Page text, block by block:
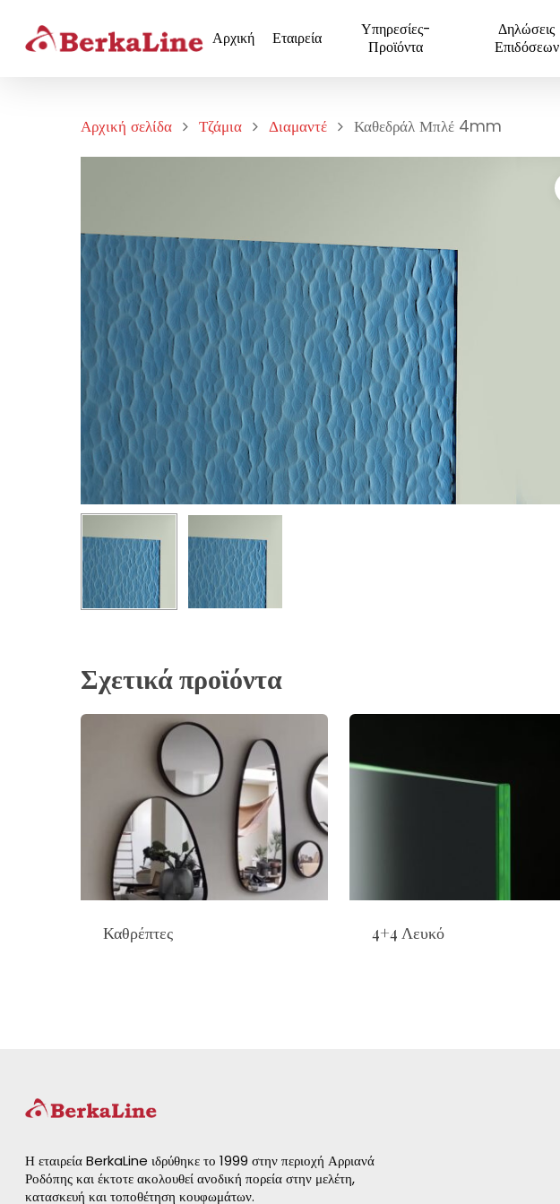
Αρχική Εταιρεία
Υπηρεσίες-
Προϊόντα
Δηλώσεις
Επιδόσεων
Αρχική σελίδα Τζάμια Διαμαντέ Καθεδράλ Μπλέ 4mm
Σχετικά προϊόντα
Καθρέπτες 4+4 Λευκό
Η εταιρεία BerkaLine ιδρύθηκε το 1999 στην περιοχή Αρριανά
Ροδόπης και έκτοτε ακολουθεί ανοδική πορεία στην μελέτη,
κατασκευή και τοποθέτηση κουφωμάτων.